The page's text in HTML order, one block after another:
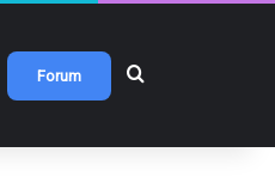
Forum Arama yap ...